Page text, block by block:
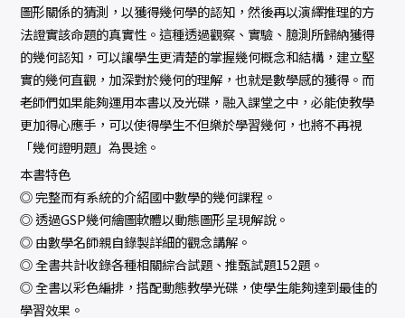
圖形關係的猜測，以獲得幾何學的認知，然後再以演繹推理的方
法證實該命題的真實性。這種透過觀察、實驗、臆測所歸納獲得
的幾何認知，可以讓學生更清楚的掌握幾何概念和結構，建立堅
實的幾何直觀，加深對於幾何的理解，也就是數學感的獲得。而
老師們如果能夠運用本書以及光碟，融入課堂之中，必能使教學
更加得心應手，可以使得學生不但樂於學習幾何，也將不再視
「幾何證明題」為畏途。
本書特色
◎ 完整而有系統的介紹國中數學的幾何課程。
◎ 透過GSP幾何繪圖軟體以動態圖形呈現解說。
◎ 由數學名師親自錄製詳細的觀念講解。
◎ 全書共計收錄各種相關綜合試題、推甄試題152題。
◎ 全書以彩色編排，搭配動態教學光碟，使學生能夠達到最佳的
學習效果。